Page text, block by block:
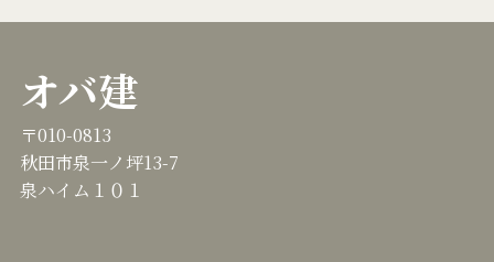
オバ建
〒010-0813
秋田市泉一ノ坪13-7
泉ハイム１０１